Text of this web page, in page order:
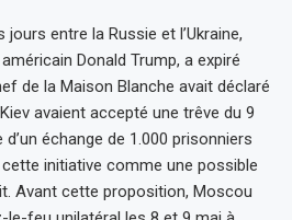
entre la Russie et l’Ukraine,
Donald Trump, a expiré
de la Maison Blanche avait déclaré
avaient accepté une trêve du 9
échange de 1.000 prisonniers
initiative comme une possible
Avant cette proposition, Moscou